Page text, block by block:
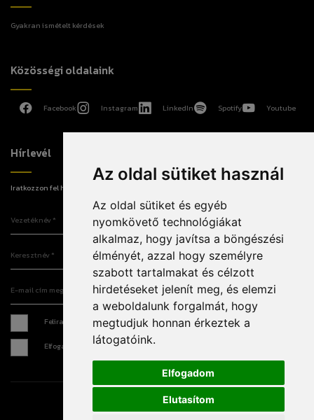
Az oldal sütiket használ
Az oldal sütiket és egyéb
nyomkövető technológiákat
alkalmaz, hogy javítsa a böngészési
élményét, azzal hogy személyre
szabott tartalmakat és célzott
hirdetéseket jelenít meg, és elemzi
a weboldalunk forgalmát, hogy
megtudjuk honnan érkeztek a
látogatóink.
Elfogadom
Elutasítom
Gyakran ismételt kérdések
Közösségi oldalaink
Facebook Instagram LinkedIn Spotify Youtube
Hírlevél
Iratkozzon fel hírlevelünkre, hogy elsőként értesüljön a legújabb információkról!
Vezetéknév
Keresztnév
E-mail cím megadása
Feliratkozás hírlevélre *
Elfogadom az Adatkezelési tájékoztatót
SajtóImpresszum